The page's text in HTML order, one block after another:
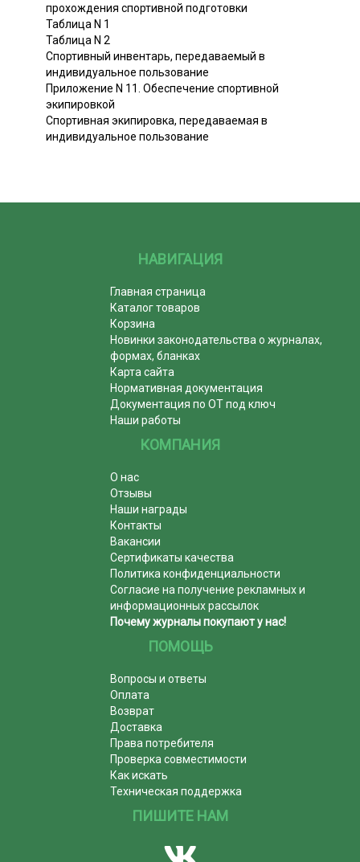
прохождения спортивной подготовки
Таблица N 1
Таблица N 2
Спортивный инвентарь, передаваемый в
индивидуальное пользование
Приложение N 11. Обеспечение спортивной
экипировкой
Спортивная экипировка, передаваемая в
индивидуальное пользование
НАВИГАЦИЯ
Главная страница
Каталог товаров
Корзина
Новинки законодательства о журналах,
формах, бланках
Карта сайта
Нормативная документация
Документация по ОТ под ключ
Наши работы
КОМПАНИЯ
О нас
Отзывы
Наши награды
Контакты
Вакансии
Сертификаты качества
Политика конфиденциальности
Согласие на получение рекламных и
информационных рассылок
Почему журналы покупают у нас!
ПОМОЩЬ
Вопросы и ответы
Оплата
Возврат
Доставка
Права потребителя
Проверка совместимости
Как искать
Техническая поддержка
ПИШИТЕ НАМ